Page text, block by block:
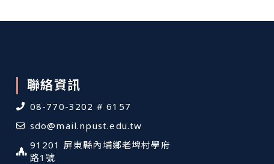
聯絡資訊
08-770-3202 # 6157
sdo@mail.npust.edu.tw
91201 屏東縣內埔鄉老埤村學府
路1號